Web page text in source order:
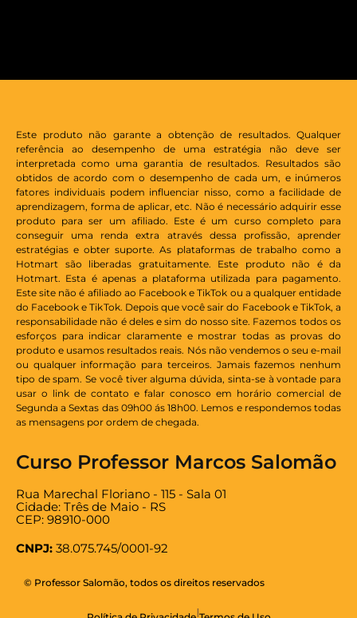
Este produto não garante a obtenção de resultados. Qualquer
referência ao desempenho de uma estratégia não deve ser
interpretada como uma garantia de resultados. Resultados são
obtidos de acordo com o desempenho de cada um, e inúmeros
fatores individuais podem influenciar nisso, como a facilidade de
aprendizagem, forma de aplicar, etc. Não é necessário adquirir esse
produto para ser um afiliado. Este é um curso completo para
conseguir uma renda extra através dessa profissão, aprender
estratégias e obter suporte. As plataformas de trabalho como a
Hotmart são liberadas gratuitamente. Este produto não é da
Hotmart. Esta é apenas a plataforma utilizada para pagamento.
Este site não é afiliado ao Facebook e TikTok ou a qualquer entidade
do Facebook e TikTok. Depois que você sair do Facebook e TikTok, a
responsabilidade não é deles e sim do nosso site. Fazemos todos os
esforços para indicar claramente e mostrar todas as provas do
produto e usamos resultados reais. Nós não vendemos o seu e-mail
ou qualquer informação para terceiros. Jamais fazemos nenhum
tipo de spam. Se você tiver alguma dúvida, sinta-se à vontade para
usar o link de contato e falar conosco em horário comercial de
Segunda a Sextas das 09h00 ás 18h00. Lemos e respondemos todas
as mensagens por ordem de chegada.
Curso Professor Marcos Salomão
Rua Marechal Floriano - 115 - Sala 01
Cidade: Três de Maio - RS
CEP: 98910-000
CNPJ: 38.075.745/0001-92
© Professor Salomão, todos os direitos reservados
|